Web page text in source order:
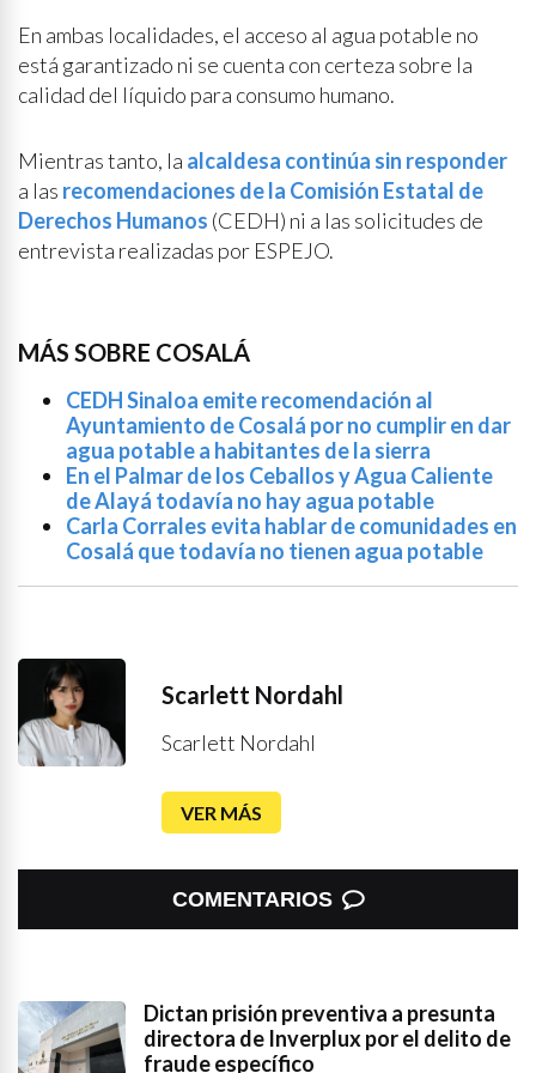
En ambas localidades, el acceso al agua potable no
está garantizado ni se cuenta con certeza sobre la
calidad del líquido para consumo humano.
Mientras tanto, la alcaldesa continúa sin responder
a las recomendaciones de la Comisión Estatal de
Derechos Humanos (CEDH) ni a las solicitudes de
entrevista realizadas por ESPEJO.
MÁS SOBRE COSALÁ
CEDH Sinaloa emite recomendación al
Ayuntamiento de Cosalá por no cumplir en dar
agua potable a habitantes de la sierra
En el Palmar de los Ceballos y Agua Caliente
de Alayá todavía no hay agua potable
Carla Corrales evita hablar de comunidades en
Cosalá que todavía no tienen agua potable
Scarlett Nordahl
Scarlett Nordahl
VER MÁS
COMENTARIOS
Dictan prisión preventiva a presunta
directora de Inverplux por el delito de
fraude específico